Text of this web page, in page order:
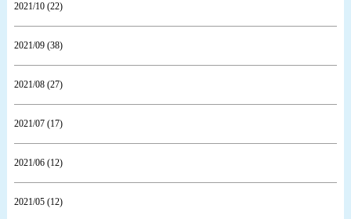
2021/10 (22)
2021/09 (38)
2021/08 (27)
2021/07 (17)
2021/06 (12)
2021/05 (12)